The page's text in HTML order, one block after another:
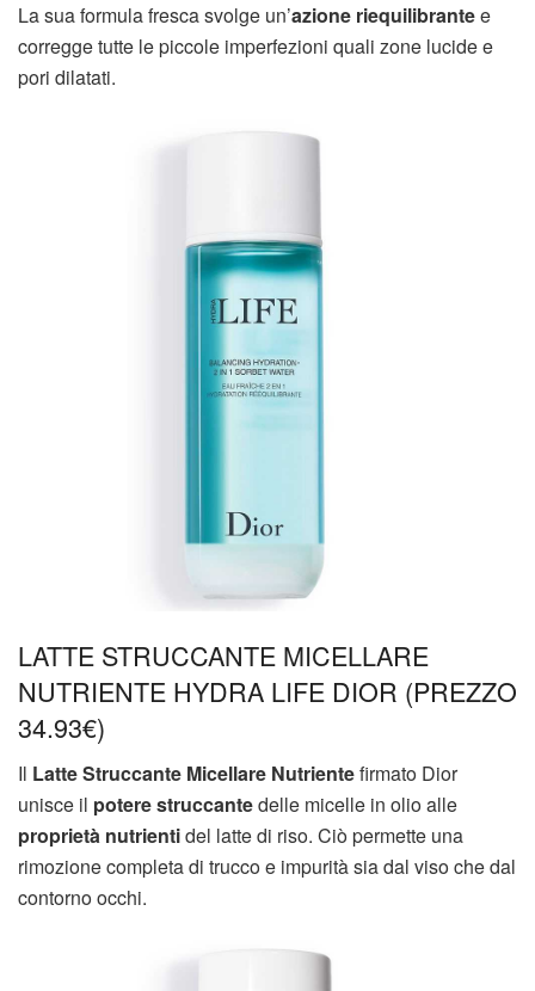
La sua formula fresca svolge un’azione riequilibrantee
corregge tutte le piccole imperfezioni quali zone lucide e
pori dilatati.
LATTE STRUCCANTE MICELLARE
NUTRIENTE HYDRA LIFE DIOR (PREZZO
34.93€)
Il Latte Struccante Micellare Nutrientefirmato Dior
unisce il potere struccantedelle micelle in olio alle
proprietà nutrientidel latte di riso. Ciò permette una
rimozione completa di trucco e impurità sia dal viso che dal
contorno occhi.